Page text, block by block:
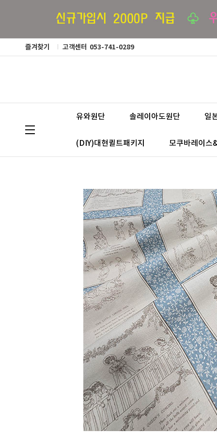
즐겨찾기 고객센터 053-741-0289
유와원단 솔레이아도원단 일
(DIY)대현퀼트패키지 모쿠바레이스